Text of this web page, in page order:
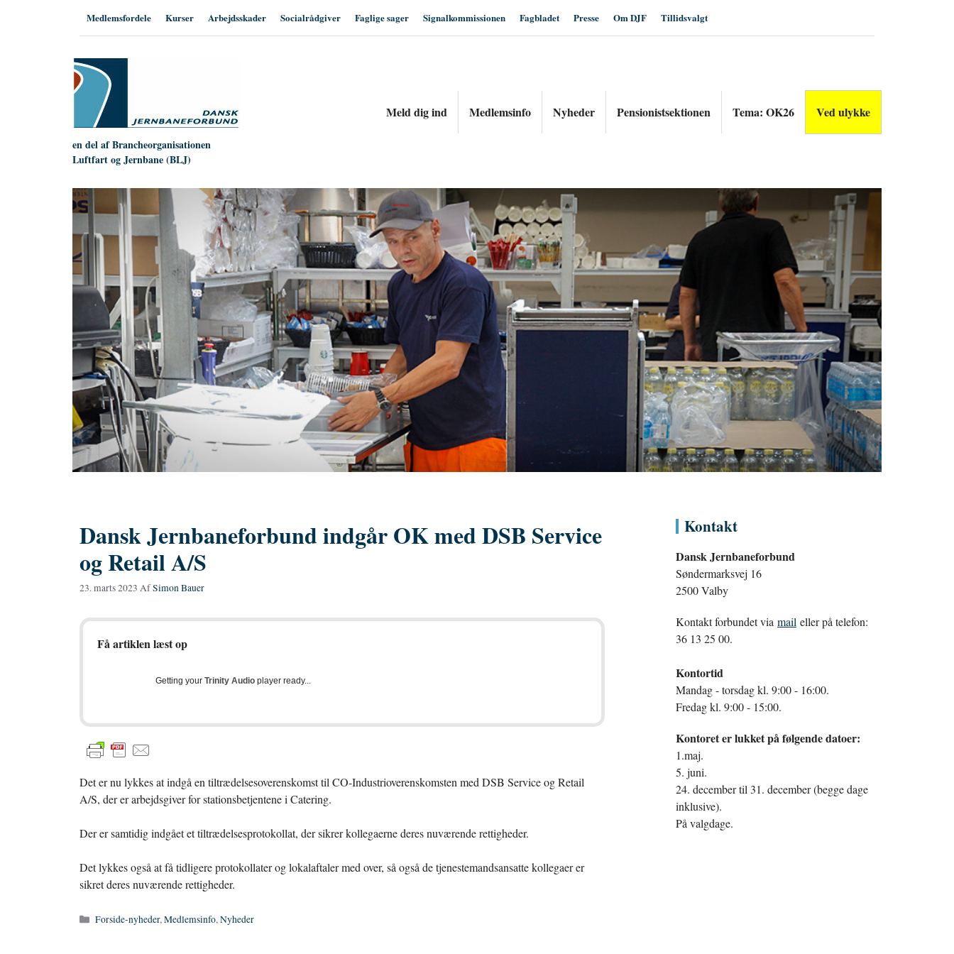
Medlemsfordele Kurser Arbejdsskader Socialrådgiver Faglige sager Signalkommissionen Fagbladet Presse Om DJF Tillidsvalgt
en del af Brancheorganisationen
Luftfart og Jernbane (BLJ)
Meld dig ind Medlemsinfo Nyheder Pensionistsektionen Tema: OK26 Ved ulykke
Dansk Jernbaneforbund indgår OK med DSB Service
og Retail A/S
23. marts 2023 AfSimon Bauer
Få artiklen læst op
Getting your Trinity Audio player ready...
Det er nu lykkes at indgå en tiltrædelsesoverenskomst til CO-Industrioverenskomsten med DSB Service og Retail
A/S, der er arbejdsgiver for stationsbetjentene i Catering.
Der er samtidig indgået et tiltrædelsesprotokollat, der sikrer kollegaerne deres nuværende rettigheder.
Det lykkes også at få tidligere protokollater og lokalaftaler med over, så også de tjenestemandsansatte kollegaer er
sikret deres nuværende rettigheder.
Kategorier
Forside-nyheder,Medlemsinfo,Nyheder
Kontakt
Dansk Jernbaneforbund
Søndermarksvej 16
2500 Valby
Kontakt forbundet via mail eller på telefon:
36 13 25 00.
Kontortid
Mandag - torsdag kl. 9:00 - 16:00.
Fredag kl. 9:00 - 15:00.
Kontoret er lukket på følgende datoer:
1.maj.
5. juni.
24. december til 31. december (begge dage
inklusive).
På valgdage.